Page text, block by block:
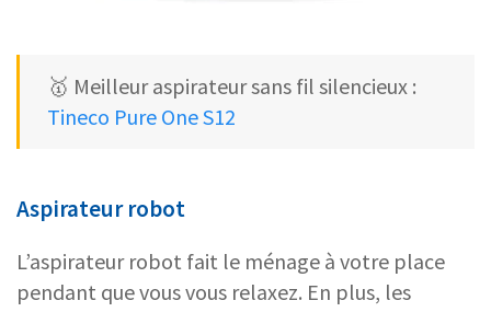
🥇 Meilleur aspirateur sans fil silencieux :
Tineco Pure One S12
Aspirateur robot
L’aspirateur robot fait le ménage à votre place
pendant que vous vous relaxez. En plus, les